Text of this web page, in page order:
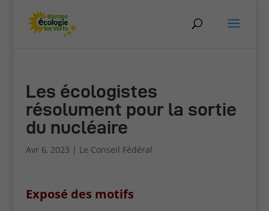
Les écologistes
résolument pour la sortie
du nucléaire
Avr 6, 2023 | Le Conseil Fédéral
Exposé des motifs